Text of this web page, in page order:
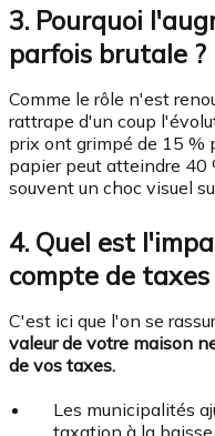
3. Pourquoi
parfois brutale ?
Comme le rôle n'est
rattrape d'un coup
prix ont grimpé de 15 %
papier peut atteindre 40
souvent un choc visuel
4. Quel est
compte de taxes
C'est ici que l'on se
valeur de votre maison
de vos taxes.
Les municipalités
taxation à la